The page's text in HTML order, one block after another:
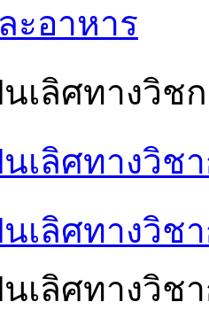
ะอาหาร
เลิศทางวิช
เลิศทางวิช
เลิศทางวิช
เลิศทางวิช